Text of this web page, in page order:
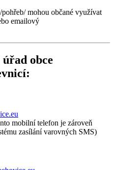
mohou občané využívat
emailový
obce
mobilní telefon je zároveň
zasílání varovných SMS)